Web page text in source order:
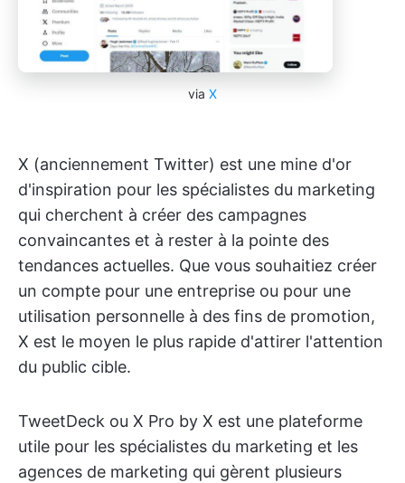
via X
X (anciennement Twitter) est une mine d'or
d'inspiration pour les spécialistes du marketing
qui cherchent à créer des campagnes
convaincantes et à rester à la pointe des
tendances actuelles. Que vous souhaitiez créer
un compte pour une entreprise ou pour une
utilisation personnelle à des fins de promotion,
X est le moyen le plus rapide d'attirer l'attention
du public cible.
TweetDeck ou X Pro by X est une plateforme
utile pour les spécialistes du marketing et les
agences de marketing qui gèrent plusieurs